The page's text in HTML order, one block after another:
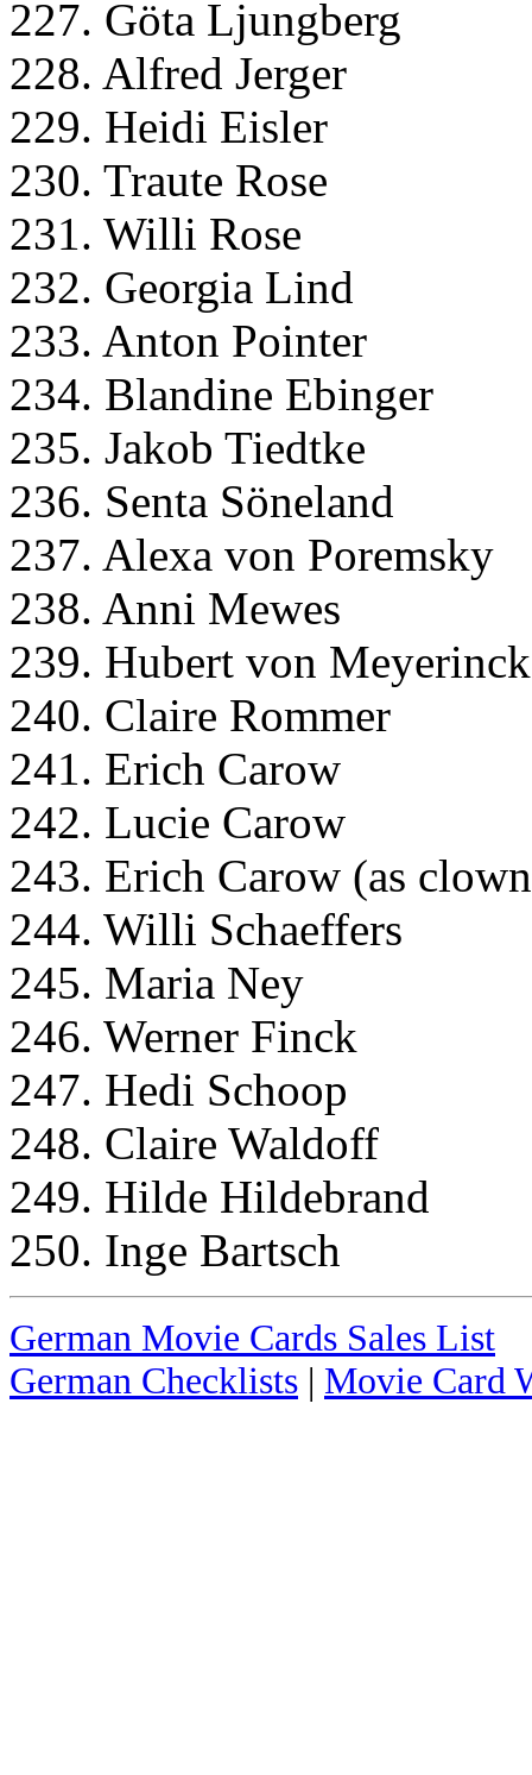
227. Göta Ljungberg
228. Alfred Jerger
229. Heidi Eisler
230. Traute Rose
231. Willi Rose
232. Georgia Lind
233. Anton Pointer
234. Blandine Ebinger
235. Jakob Tiedtke
236. Senta Söneland
237. Alexa von Poremsky
238. Anni Mewes
239. Hubert von Meyerinck
240. Claire Rommer
241. Erich Carow
242. Lucie Carow
243. Erich Carow (as
244. Willi Schaeffers
245. Maria Ney
246. Werner Finck
247. Hedi Schoop
248. Claire Waldoff
249. Hilde Hildebrand
250. Inge Bartsch
German Movie Cards Sales List
German Checklists | Movie Card